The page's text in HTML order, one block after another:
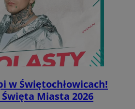
w Świętochłowicach!
Miasta 2026